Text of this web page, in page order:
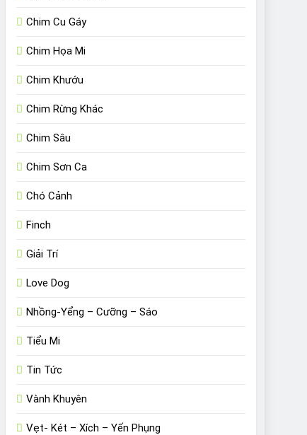
Chim Cu Gáy
Chim Họa Mi
Chim Khướu
Chim Rừng Khác
Chim Sâu
Chim Sơn Ca
Chó Cảnh
Finch
Giải Trí
Love Dog
Nhồng-Yểng – Cưỡng – Sáo
Tiểu Mi
Tin Tức
Vành Khuyên
Vẹt- Két – Xích – Yến Phụng